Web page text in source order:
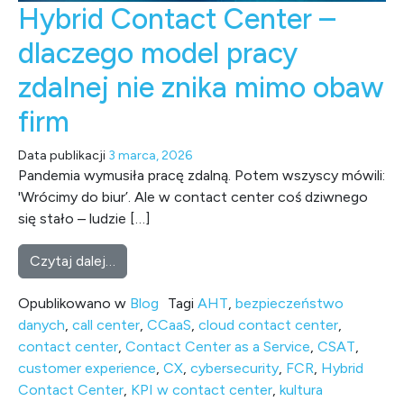
Hybrid Contact Center –
dlaczego model pracy
zdalnej nie znika mimo obaw
firm
Data publikacji 3 marca, 2026
Pandemia wymusiła pracę zdalną. Potem wszyscy mówili:
'Wrócimy do biur’. Ale w contact center coś dziwnego
się stało – ludzie […]
Czytaj dalej…
Opublikowano w Blog Tagi AHT, bezpieczeństwo
danych, call center, CCaaS, cloud contact center,
contact center, Contact Center as a Service, CSAT,
customer experience, CX, cybersecurity, FCR, Hybrid
Contact Center, KPI w contact center, kultura